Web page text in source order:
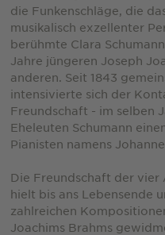
die Funkenschläge, die
musikalisch exzellenter
berühmte Clara
Jahre jüngeren Joseph
anderen. Seit 1843
intensivierte sich der
Freundschaft - im selben
Eheleuten Schumann
Pianisten namens
Die Freundschaft der vier
hielt bis ans Lebensende
zahlreichen
Joachims Brahms